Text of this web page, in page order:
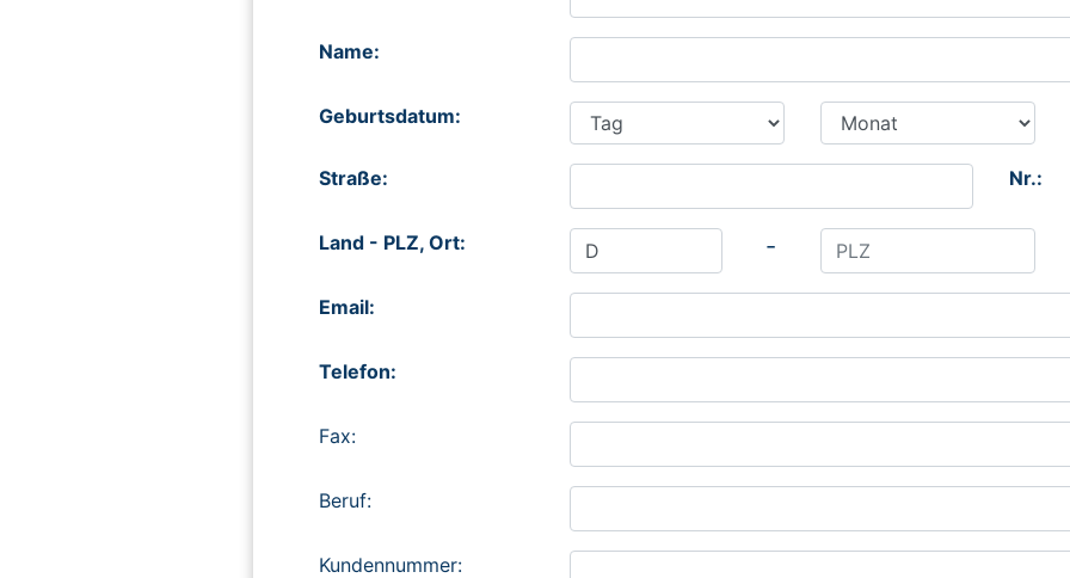
Name:
Geburtsdatum:
Straße: Nr.:
Land - PLZ, Ort: -
Email:
Telefon:
Fax:
Beruf:
Kundennummer: